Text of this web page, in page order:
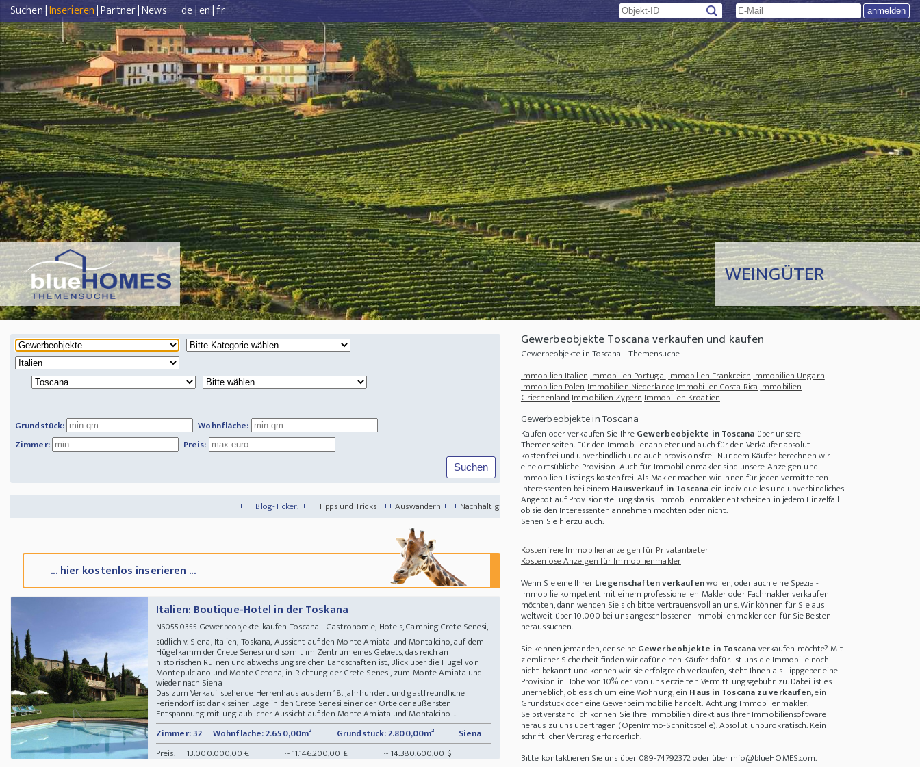
Suchen|Inserieren|Partner|News de|en|fr
WEINGÜTER
Grundstück:
Wohnfläche:
Zimmer:
Preis:
+++ Blog-Ticker: +++Tipps und Tricks+++Auswandern+++Nachhaltigkeit+++Bitte antworten Sie nicht auf diese E-Mail!+++Geheimtipps für Ihren Traumurlaub in Europa!+++Hygge - So machen Sie
... hier kostenlos inserieren ...
Italien: Boutique-Hotel in der Toskana
N60550355 Gewerbeobjekte-kaufen-Toscana - Gastronomie, Hotels, Camping Crete Senesi,
südlich v. Siena, Italien, Toskana, Aussicht auf den Monte Amiata und Montalcino, auf dem
Hügelkamm der Crete Senesi und somit im Zentrum eines Gebiets, das reich an
historischen Ruinen und abwechslungsreichen Landschaften ist, Blick über die Hügel von
Montepulciano und Monte Cetona, in Richtung der Crete Senesi, zum Monte Amiata und
wieder nach Siena
Das zum Verkauf stehende Herrenhaus aus dem 18. Jahrhundert und gastfreundliche
Feriendorf ist dank seiner Lage in den Crete Senesi einer der Orte der äußersten
Entspannung mit unglaublicher Aussicht auf den Monte Amiata und Montalcino ...
Zimmer: 32
Wohnfläche: 2.650,00m² Grundstück: 2.800,00m²
Siena
Preis:
13.000.000,00 € ~ 11.146.200,00 £ ~ 14.380.600,00 $
Gewerbeobjekte Toscana verkaufen und kaufen
Gewerbeobjekte in Toscana - Themensuche
Immobilien ItalienImmobilien PortugalImmobilien FrankreichImmobilien Ungarn
Immobilien PolenImmobilien NiederlandeImmobilien Costa RicaImmobilien
GriechenlandImmobilien ZypernImmobilien Kroatien
Gewerbeobjekte in Toscana
Kaufen oder verkaufen Sie IhreGewerbeobjekte in Toscana über unsere
Themenseiten. Für den Immobilienanbieter und auch für den Verkäufer absolut
kostenfrei und unverbindlich und auch provisionsfrei. Nur dem Käufer berechnen wir
eine ortsübliche Provision. Auch für Immobilienmakler sind unsere Anzeigen und
Immobilien-Listings kostenfrei. Als Makler machen wir Ihnen für jeden vermittelten
Interessenten bei einem Hausverkauf in Toscanaein individuelles und unverbindliches
Angebot auf Provisionsteilungsbasis. Immobilienmakler entscheiden in jedem Einzelfall
ob sie den Interessenten annehmen möchten oder nicht.
Sehen Sie hierzu auch:
Kostenfreie Immobilienanzeigen für Privatanbieter
Kostenlose Anzeigen für Immobilienmakler
Wenn Sie eine IhrerLiegenschaften verkaufenwollen, oder auch eine Spezial-
Immobilie kompetent mit einem professionellen Makler oder Fachmakler verkaufen
möchten, dann wenden Sie sich bitte vertrauensvoll an uns. Wir können für Sie aus
weltweit über 10.000 bei uns angeschlossenen Immobilienmakler den für Sie Besten
heraussuchen.
Sie kennen jemanden, der seineGewerbeobjekte in Toscanaverkaufen möchte? Mit
ziemlicher Sicherheit finden wir dafür einen Käufer dafür. Ist uns die Immobilie noch
nicht bekannt und können wir sie erfolgreich verkaufen, steht Ihnen als Tippgeber eine
Provision in Höhe von 10% der von uns erzielten Vermittlungsgebühr zu. Dabei ist es
unerheblich, ob es sich um eine Wohnung, ein Haus in Toscana zu verkaufen, ein
Grundstück oder eine Gewerbeimmobilie handelt. Achtung Immobilienmakler:
Selbstverständlich können Sie Ihre Immobilien direkt aus Ihrer Immobiliensoftware
heraus zu uns übertragen (OpenImmo-Schnittstelle). Absolut unbürokratisch. Kein
schriftlicher Vertrag erforderlich.
Bitte kontaktieren Sie uns über 089-74792372 oder über info@blueHOMES.com.